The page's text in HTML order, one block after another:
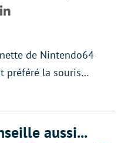
LinkedIn
de Nintendo64
préféré la souris…
aussi...